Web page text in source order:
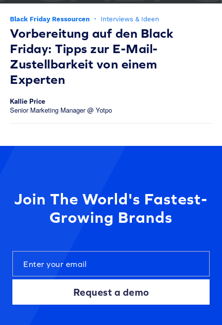
Black Friday Ressourcen · Interviews & Ideen
Vorbereitung auf den Black
Friday: Tipps zur E-Mail-
Zustellbarkeit von einem
Experten
Kallie Price
Senior Marketing Manager @ Yotpo
Join The World's Fastest-
Growing Brands
Request a demo